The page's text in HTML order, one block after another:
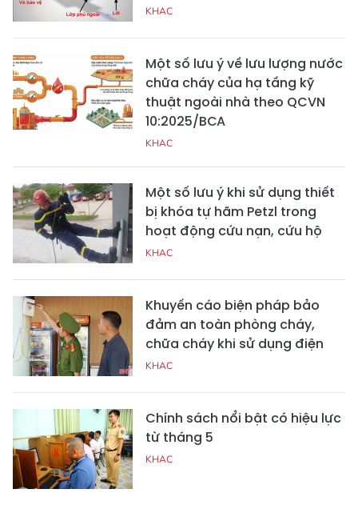
KHAC
Một số lưu ý về lưu lượng nước
chữa cháy của hạ tầng kỹ
thuật ngoài nhà theo QCVN
10:2025/BCA
KHAC
Một số lưu ý khi sử dụng thiết
bị khóa tự hãm Petzl trong
hoạt động cứu nạn, cứu hộ
KHAC
Khuyến cáo biện pháp bảo
đảm an toàn phòng cháy,
chữa cháy khi sử dụng điện
KHAC
Chính sách nổi bật có hiệu lực
từ tháng 5
KHAC